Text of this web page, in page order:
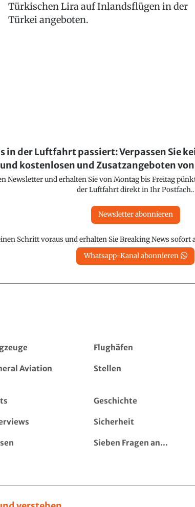
Türkischen Lira auf Inlandsflügen in der
Türkei angeboten.
in der Luftfahrt passiert: Verpassen Sie
und kostenlosen und Zusatzangeboten von
Newsletter und erhalten Sie von Montag bis Freitag
der Luftfahrt direkt in Ihr Postfach..
Newsletter abonnieren
Schritt voraus und erhalten Sie Breaking News
Whatsapp-Kanal abonnieren
Flughäfen
Aviation Stellen
Geschichte
Sicherheit
Sieben Fragen an...